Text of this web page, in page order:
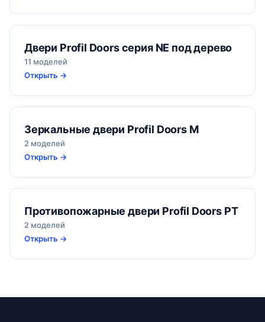
Двери Profil Doors серия NE под дерево
11 моделей
Открыть →
Зеркальные двери Profil Doors M
2 моделей
Открыть →
Противопожарные двери Profil Doors PT
2 моделей
Открыть →